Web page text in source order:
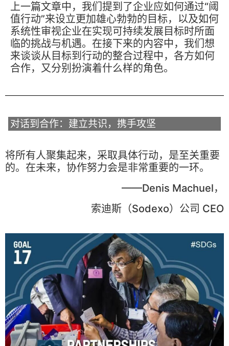
上一篇文章中，我们提到了企业应如何通过“阈
值行动”来设立更加雄心勃勃的目标，以及如何
系统性审视企业在实现可持续发展目标时所面
临的挑战与机遇。在接下来的内容中，我们想
来谈谈从目标到行动的整合过程中，各方如何
合作，又分别扮演着什么样的角色。
对话到合作：建立共识，携手攻坚
将所有人聚集起来，采取具体行动，是至关重要
的。在未来，协作努力会是非常重要的一环。
——Denis Machuel，
索迪斯（Sodexo）公司 CEO